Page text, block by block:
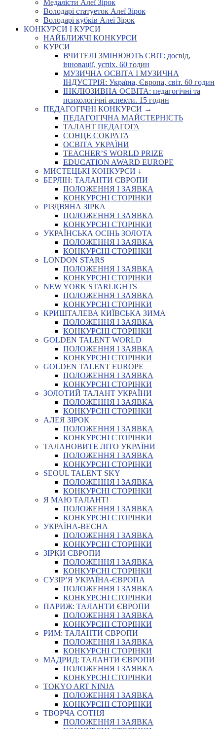
Медалісти Алеї Зірок
Володарі статуеток Алеї Зірок
Володарі кубків Алеї Зірок
КОНКУРСИ І КУРСИ
НАЙБЛИЖЧІ КОНКУРСИ
КУРСИ
ВЧИТЕЛІ ЗМІНЮЮТЬ СВІТ: досвід,
інновації, успіх. 60 годин
МУЗИЧНА ОСВІТА І МУЗИЧНА
ІНДУСТРІЯ: Україна, Європа, світ. 60 годин
ІНКЛЮЗИВНА ОСВІТА: педагогічні та
психологічні аспекти. 15 годин
ПЕДАГОГІЧНІ КОНКУРСИ →
ПЕДАГОГІЧНА МАЙСТЕРНІСТЬ
ТАЛАНТ ПЕДАГОГА
СОНЦЕ СОКРАТА
ОСВІТА УКРАЇНИ
TEACHER’S WORLD PRIZE
EDUCATION AWARD EUROPE
МИСТЕЦЬКІ КОНКУРСИ ↓
БЕРЛІН: ТАЛАНТИ ЄВРОПИ
ПОЛОЖЕННЯ І ЗАЯВКА
КОНКУРСНІ СТОРІНКИ
РІЗДВЯНА ЗІРКА
ПОЛОЖЕННЯ І ЗАЯВКА
КОНКУРСНІ СТОРІНКИ
УКРАЇНСЬКА ОСІНЬ ЗОЛОТА
ПОЛОЖЕННЯ І ЗАЯВКА
КОНКУРСНІ СТОРІНКИ
LONDON STARS
ПОЛОЖЕННЯ І ЗАЯВКА
КОНКУРСНІ СТОРІНКИ
NEW YORK STARLIGHTS
ПОЛОЖЕННЯ І ЗАЯВКА
КОНКУРСНІ СТОРІНКИ
КРИШТАЛЕВА КИЇВСЬКА ЗИМА
ПОЛОЖЕННЯ І ЗАЯВКА
КОНКУРСНІ СТОРІНКИ
GOLDEN TALENT WORLD
ПОЛОЖЕННЯ І ЗАЯВКА
КОНКУРСНІ СТОРІНКИ
GOLDEN TALENT EUROPE
ПОЛОЖЕННЯ І ЗАЯВКА
КОНКУРСНІ СТОРІНКИ
ЗОЛОТИЙ ТАЛАНТ УКРАЇНИ
ПОЛОЖЕННЯ І ЗАЯВКА
КОНКУРСНІ СТОРІНКИ
АЛЕЯ ЗІРОК
ПОЛОЖЕННЯ І ЗАЯВКА
КОНКУРСНІ СТОРІНКИ
ТАЛАНОВИТЕ ЛІТО УКРАЇНИ
ПОЛОЖЕННЯ І ЗАЯВКА
КОНКУРСНІ СТОРІНКИ
SEOUL TALENT SKY
ПОЛОЖЕННЯ І ЗАЯВКА
КОНКУРСНІ СТОРІНКИ
Я МАЮ ТАЛАНТ!
ПОЛОЖЕННЯ І ЗАЯВКА
КОНКУРСНІ СТОРІНКИ
УКРАЇНА-ВЕСНА
ПОЛОЖЕННЯ І ЗАЯВКА
КОНКУРСНІ СТОРІНКИ
ЗІРКИ ЄВРОПИ
ПОЛОЖЕННЯ І ЗАЯВКА
КОНКУРСНІ СТОРІНКИ
СУЗІР’Я УКРАЇНА-ЄВРОПА
ПОЛОЖЕННЯ І ЗАЯВКА
КОНКУРСНІ СТОРІНКИ
ПАРИЖ: ТАЛАНТИ ЄВРОПИ
ПОЛОЖЕННЯ І ЗАЯВКА
КОНКУРСНІ СТОРІНКИ
РИМ: ТАЛАНТИ ЄВРОПИ
ПОЛОЖЕННЯ І ЗАЯВКА
КОНКУРСНІ СТОРІНКИ
МАДРИД: ТАЛАНТИ ЄВРОПИ
ПОЛОЖЕННЯ І ЗАЯВКА
КОНКУРСНІ СТОРІНКИ
TOKYO ART NINJA
ПОЛОЖЕННЯ І ЗАЯВКА
КОНКУРСНІ СТОРІНКИ
ТВОРЧА СОТНЯ
ПОЛОЖЕННЯ І ЗАЯВКА